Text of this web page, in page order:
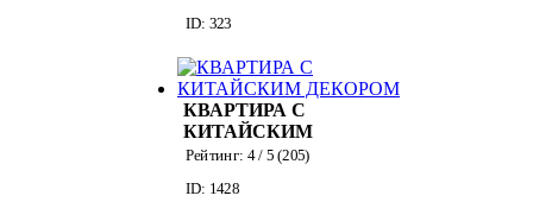
ID: 323
КВАРТИРА С
КИТАЙСКИМ
ДЕКОРОМ
Рейтинг: 4/ 5 (205)
ID: 1428